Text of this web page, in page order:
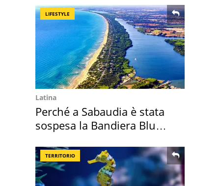
LIFESTYLE
Latina
Perché a Sabaudia è stata
sospesa la Bandiera Blu
TERRITORIO